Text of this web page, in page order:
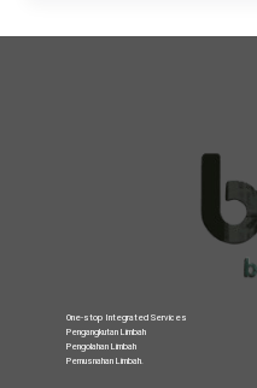
One-stop Integrated Services
Pengangkutan Limbah
Pengolahan Limbah
Pemusnahan Limbah.